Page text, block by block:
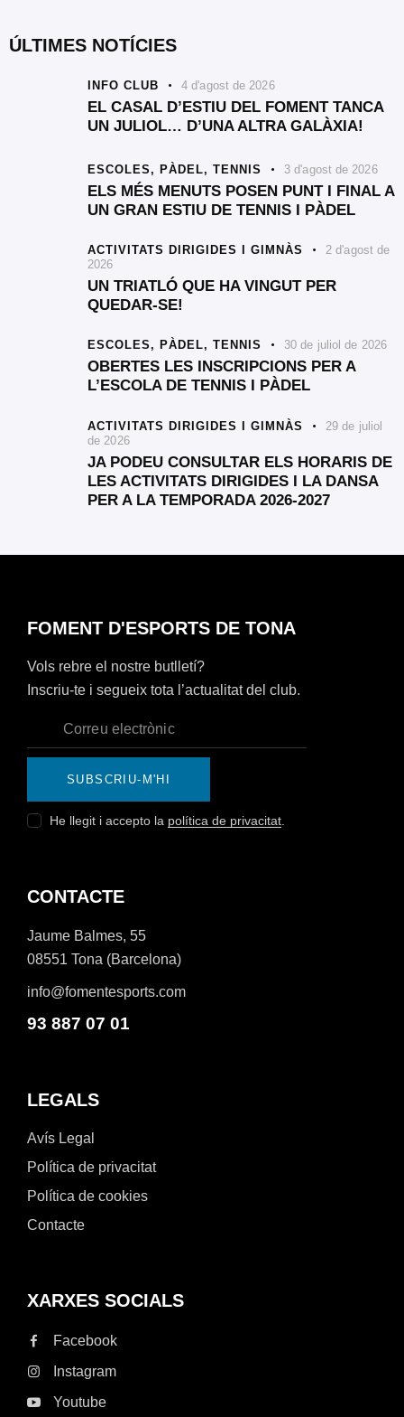
ÚLTIMES NOTÍCIES
INFO CLUB 4 d'agost de 2026
EL CASAL D’ESTIU DEL FOMENT TANCA
UN JULIOL… D’UNA ALTRA GALÀXIA!
ESCOLES, PÀDEL, TENNIS 3 d'agost de 2026
ELS MÉS MENUTS POSEN PUNT I FINAL A
UN GRAN ESTIU DE TENNIS I PÀDEL
ACTIVITATS DIRIGIDES I GIMNÀS
2 d'agost de
2026
UN TRIATLÓ QUE HA VINGUT PER
QUEDAR-SE!
ESCOLES, PÀDEL, TENNIS 30 de juliol de 2026
OBERTES LES INSCRIPCIONS PER A
L’ESCOLA DE TENNIS I PÀDEL
ACTIVITATS DIRIGIDES I GIMNÀS
29 de juliol
de 2026
JA PODEU CONSULTAR ELS HORARIS DE
LES ACTIVITATS DIRIGIDES I LA DANSA
PER A LA TEMPORADA 2026-2027
FOMENT D'ESPORTS DE TONA
Vols rebre el nostre butlletí?
Inscriu-te i segueix tota l’actualitat del club.
SUBSCRIU-M'HI
He llegit i accepto la política de privacitat
CONTACTE
Jaume Balmes, 55
08551 Tona (Barcelona)
info@fomentesports.com
93 887 07 01
LEGALS
Avís Legal
Política de privacitat
Política de cookies
Contacte
XARXES SOCIALS
Facebook
Instagram
Youtube